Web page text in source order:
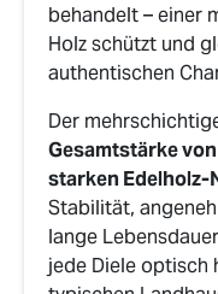
behandelt – einer
Holz schützt und
authentischen
Der
Gesamtstärke von
starken Edelholz-
Stabilität,
lange
jede Diele optisch